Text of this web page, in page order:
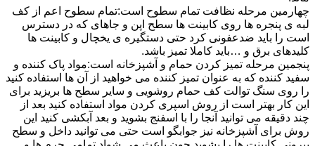
چهارمین مرحله نظافت تمام سطوح است:تمام سطوح اعم از کف
لبه ی پنجره ها روی کابینت ها سطح اپن و جاهای که در دسترس
است را باید ضدعفونی کرد حتی دستگیره ی یخچال و کابینت ها
کلیدهای برق و …باید کاملا تمیز باشد.
پنجمین مرحله تمیز کردن حمام و آشپزخانه است:مواد پاک کننده و
سفید کننده که به عنوان تمیز کننده می خواهید از آن ها استفاده کنید
را روی سنگ توالت کف حمام روشویی و سایر سطح ها بریزید برای
این کار بهتر است از روش اسپری کردن مواد استفاده کنید بعد از
چند دقیقه می توانید آنجا را با اسفنج بشوید و بعد آبکشی کنید این
روش برای آشپزخانه نیز جوابگو است حتی می توانید داخل و سطح